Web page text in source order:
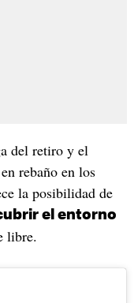
del retiro y el
rebaño en los
la posibilidad de
el entorno
libre.